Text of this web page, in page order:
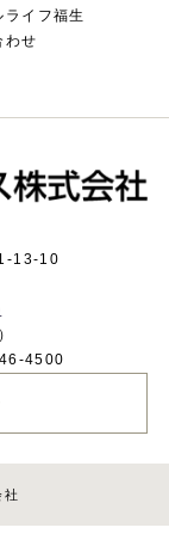
ライフ福生
わせ
13-10
4500